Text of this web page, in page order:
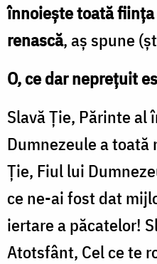
înnoiește toată
renască, aș spune
O, ce dar neprețuit
Slavă Ție, Părinte al
Dumnezeule a toată
Ție, Fiul lui
ce ne-ai fost dat
iertare a păcatelor!
Atotsfânt, Cel ce te